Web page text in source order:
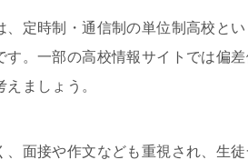
、定時制・通信制の単位制高校と
す。一部の高校情報サイトでは偏
ましょう。
、面接や作文なども重視され、生